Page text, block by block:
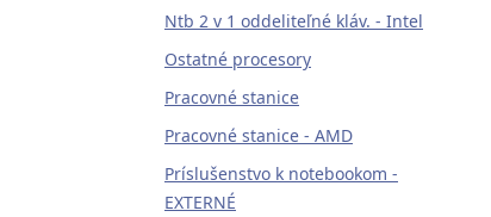
Ntb 2 v 1 oddeliteľné kláv. - Intel
Ostatné procesory
Pracovné stanice
Pracovné stanice - AMD
Príslušenstvo k notebookom -
EXTERNÉ